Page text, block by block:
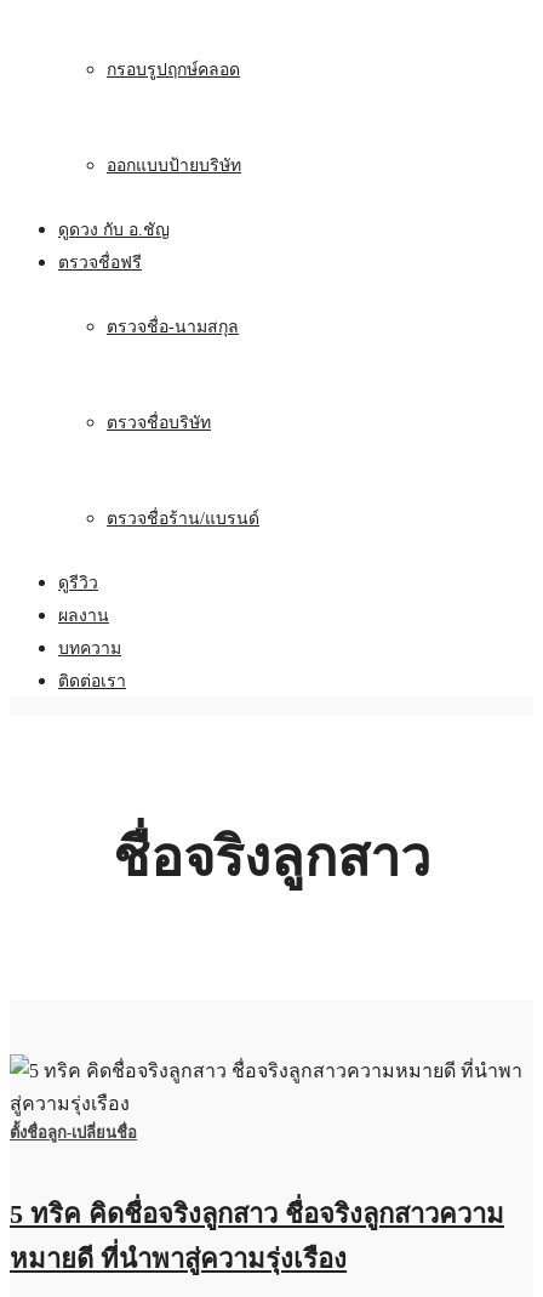
กรอบรูปฤกษ์คลอด
ออกแบบป้ายบริษัท
ดูดวง กับ อ.ชัญ
ตรวจชื่อฟรี
ตรวจชื่อ-นามสกุล
ตรวจชื่อบริษัท
ตรวจชื่อร้าน/แบรนด์
ดูรีวิว
ผลงาน
บทความ
ติดต่อเรา
ชื่อจริงลูกสาว
ตั้งชื่อลูก-เปลี่ยนชื่อ
5 ทริค คิดชื่อจริงลูกสาว ชื่อจริงลูกสาวความ
หมายดี ที่นำพาสู่ความรุ่งเรือง